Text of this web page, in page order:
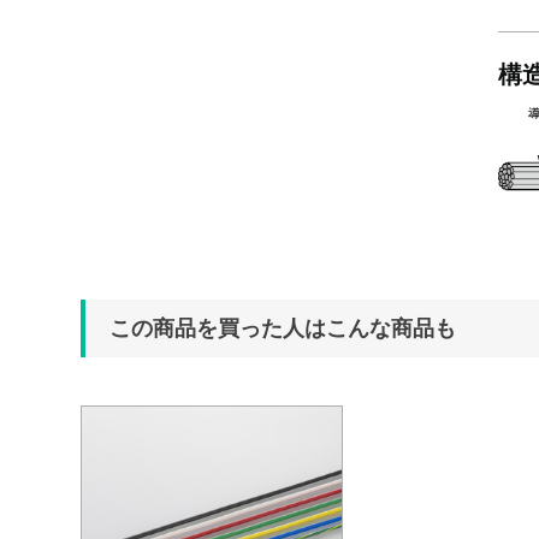
構
この商品を買った人はこんな商品も